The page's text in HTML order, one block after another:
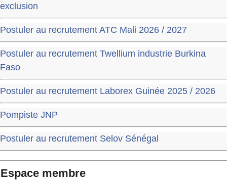
exclusion
Postuler au recrutement ATC Mali 2026 / 2027
Postuler au recrutement Twellium industrie Burkina
Faso
Postuler au recrutement Laborex Guinée 2025 / 2026
Pompiste JNP
Postuler au recrutement Selov Sénégal
Espace membre